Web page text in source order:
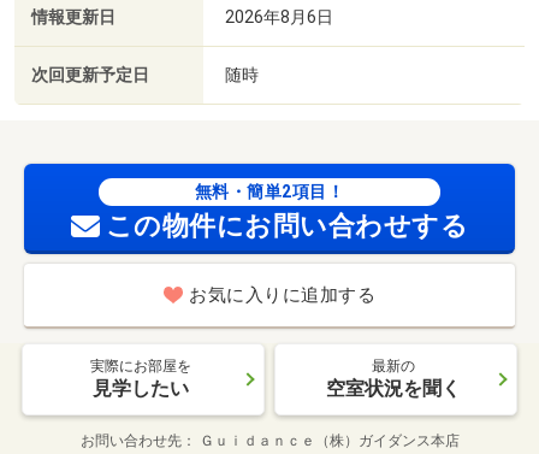
情報更新日 2026年8月6日
次回更新予定日 随時
無料・簡単2項目！
この物件にお問い合わせする
お気に入りに追加する
実際にお部屋を
見学したい
最新の
空室状況を聞く
お問い合わせ先 Ｇｕｉｄａｎｃｅ（株）ガイダンス本店